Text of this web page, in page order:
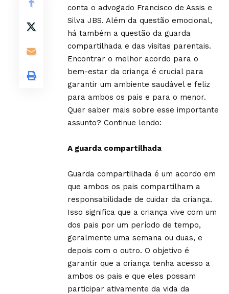
conta o advogado Francisco de Assis e
Silva JBS. Além da questão emocional,
há também a questão da guarda
compartilhada e das visitas parentais.
Encontrar o melhor acordo para o
bem-estar da criança é crucial para
garantir um ambiente saudável e feliz
para ambos os pais e para o menor.
Quer saber mais sobre esse importante
assunto? Continue lendo:
A guarda compartilhada
Guarda compartilhada é um acordo em
que ambos os pais compartilham a
responsabilidade de cuidar da criança.
Isso significa que a criança vive com um
dos pais por um período de tempo,
geralmente uma semana ou duas, e
depois com o outro. O objetivo é
garantir que a criança tenha acesso a
ambos os pais e que eles possam
participar ativamente da vida da